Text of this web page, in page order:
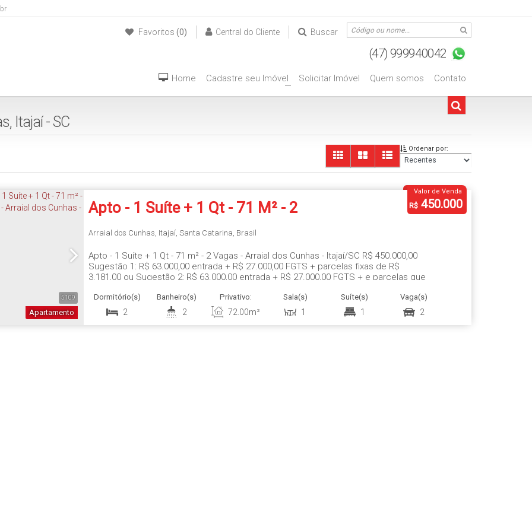
Buscar
Central do Cliente
Favoritos (0)
(47) 999940042
Contato
Quem somos
Solicitar Imóvel
+
Cadastre seu Imóvel
Home
Itajaí - SC
Ordenar por:
5109
Apartamento
Apto - 1 Suíte + 1 Qt - 71 M² - 2
Vagas - Arraial Dos Cunhas -
Itajaí/SC
R$ 450.000
Valor de Venda
Arraial dos Cunhas Itajaí ,Santa Catarina Brasil
2
Dormitório(s)
2
Banheiro(s) Privativo:
72 .00m² 1
Sala(s)
1
Suíte(s)
2
Vaga(s)
Apto - 1 Suíte + 1 Qt - 71 m² - 2 Vagas - Arraial dos Cunhas - Itajaí/SC R$ 450.000,00
Sugestão 1: R$ 63.000,00 entrada + R$ 27.000,00 FGTS + parcelas fixas de R$
3.181,00 ou Sugestão 2: R$ 63.000,00 entrada + R$ 27.000,00 FGTS + e parcelas que
+ 1 Quarto - Sala de Estar e Jantar - Sacada com...